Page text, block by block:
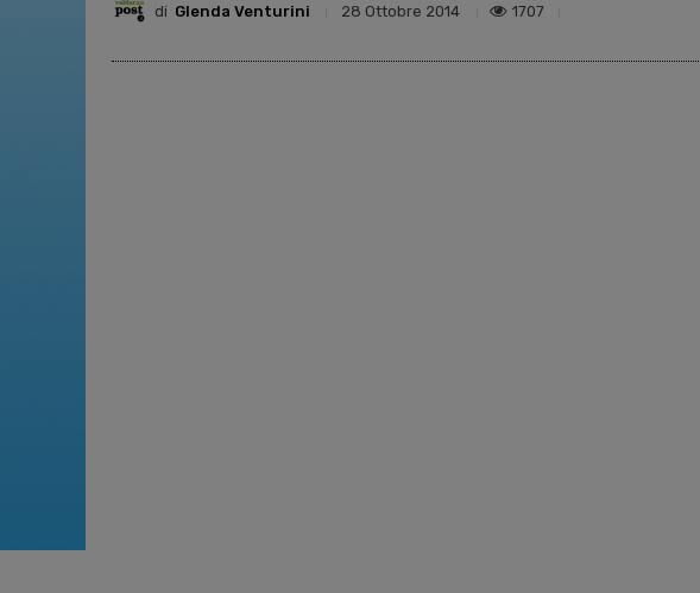
di Glenda Venturini 28 Ottobre 2014 1707